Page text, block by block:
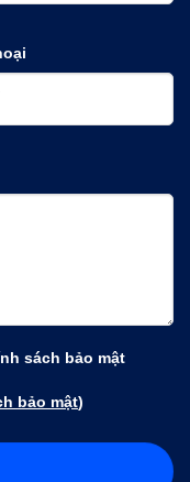
sách bảo mật
bảo mật)